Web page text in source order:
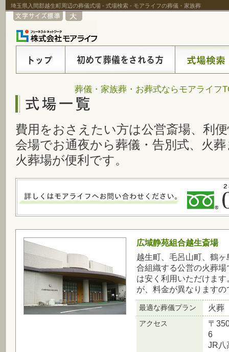
埼玉県入間郡越生町周辺の葬儀式場 - 式場検索 - モアライフの葬儀・家族葬
葬儀・家族葬・お葬式ならモアライフ
費用をおさえたい方は公営斎場、利
会場でお通夜から葬儀・告別式、火
火葬場が便利です。
広域静苑組合越生斎場
越生町、毛呂山町、鶴
合組織する公営の火葬
は安く利用いただけま
が、料金が異なります
最適な葬儀プラン 火葬
アクセス
〒
6
JR